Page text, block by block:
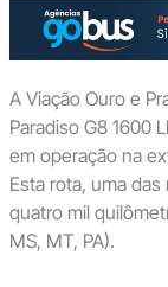
A Viação Ouro e
Paradiso G8 1600
em operação na
Esta rota, uma
quatro mil
MS, MT, PA).